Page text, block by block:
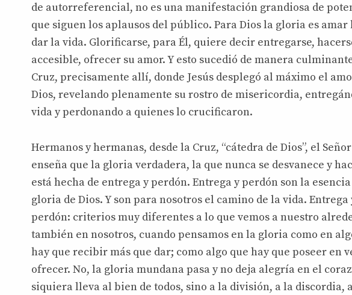
de autorreferencial, no es una manifestación grandiosa de
que siguen los aplausos del público. Para Dios la gloria es amar
dar la vida. Glorificarse, para Él, quiere decir entregarse,
accesible, ofrecer su amor. Y esto sucedió de manera
Cruz, precisamente allí, donde Jesús desplegó al máximo el
Dios, revelando plenamente su rostro de misericordia,
vida y perdonando a quienes lo crucificaron.
Hermanos y hermanas, desde la Cruz, “cátedra de Dios”, el
enseña que la gloria verdadera, la que nunca se desvanece y
está hecha de entrega y perdón. Entrega y perdón son la
gloria de Dios. Y son para nosotros el camino de la vida. Entrega
perdón: criterios muy diferentes a lo que vemos a nuestro
también en nosotros, cuando pensamos en la gloria como en
hay que recibir más que dar; como algo que hay que poseer en
ofrecer. No, la gloria mundana pasa y no deja alegría en el
siquiera lleva al bien de todos, sino a la división, a la discordia,